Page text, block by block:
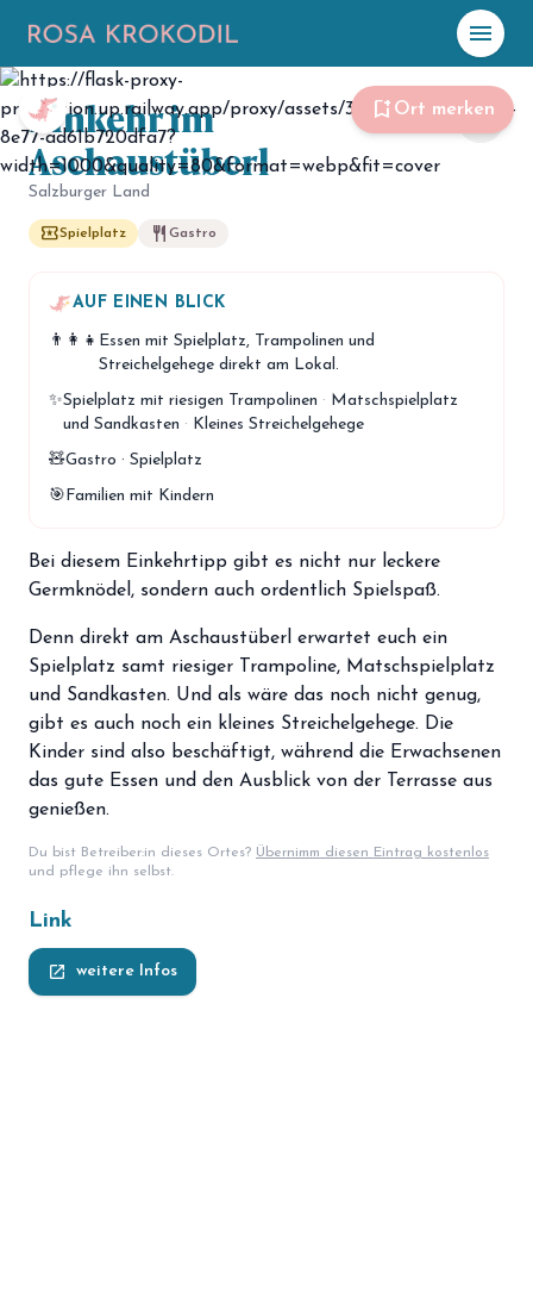
menu
☀️ Heute
Plane mit Kroki
celebration
hiking Abenteuer
Unterkünfte
menu_book Guides
map Karte
storefront Shop
handshake Partnerschaft
groups Entdecker Crew
login Anmelden / Registrieren
bookmark_add Ort merken
Foto: Rosa Krokodil
Einkehr im
Aschaustüberl
Salzburger Land
local_playSpielplatz restaurant Gastro
share
AUF EINEN BLICK
👨‍👩‍👧 Essen mit Spielplatz, Trampolinen und
Streichelgehege direkt am Lokal.
✨Spielplatz mit riesigen Trampolinen · Matschspielplatz
und Sandkasten · Kleines Streichelgehege
🧸Gastro · Spielplatz
🎯Familien mit Kindern
Bei diesem Einkehrtipp gibt es nicht nur leckere
Germknödel, sondern auch ordentlich Spielspaß.
Denn direkt am Aschaustüberl erwartet euch ein
Spielplatz samt riesiger Trampoline, Matschspielplatz
und Sandkasten. Und als wäre das noch nicht genug,
gibt es auch noch ein kleines Streichelgehege. Die
Kinder sind also beschäftigt, während die Erwachsenen
das gute Essen und den Ausblick von der Terrasse aus
genießen.
Du bist Betreiber:in dieses Ortes? Übernimm diesen Eintrag kostenlos
und pflege ihn selbst.
Link
launch weitere Infos